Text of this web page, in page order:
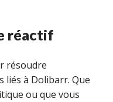
réactif
résoudre
liés à Dolibarr. Que
ou que vous